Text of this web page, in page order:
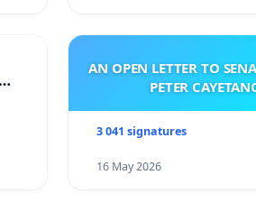
AN OPEN LETTER TO
PETER
3 041 signatures
16 May 2026